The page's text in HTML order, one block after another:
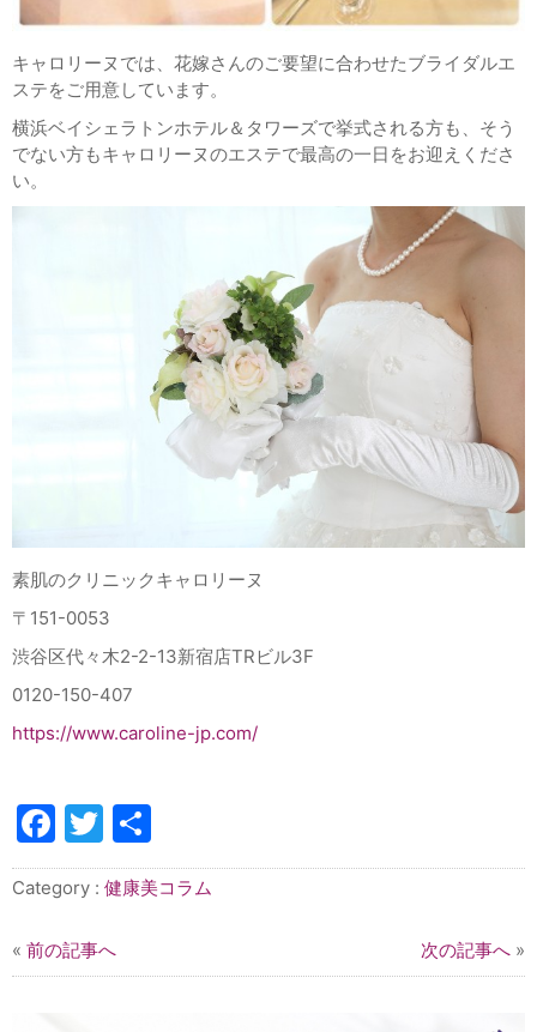
キャロリーヌでは、花嫁さんのご要望に合わせたブライダルエ
ステをご用意しています。
横浜ベイシェラトンホテル＆タワーズで挙式される方も、そう
でない方もキャロリーヌのエステで最高の一日をお迎えくださ
い。
素肌のクリニックキャロリーヌ
〒151-0053
渋谷区代々木2-2-13新宿店TRビル3F
0120-150-407
https://www.caroline-jp.com/
Facebook
Twitter
有
Category : 健康美コラム
« 前の記事へ 次の記事へ »